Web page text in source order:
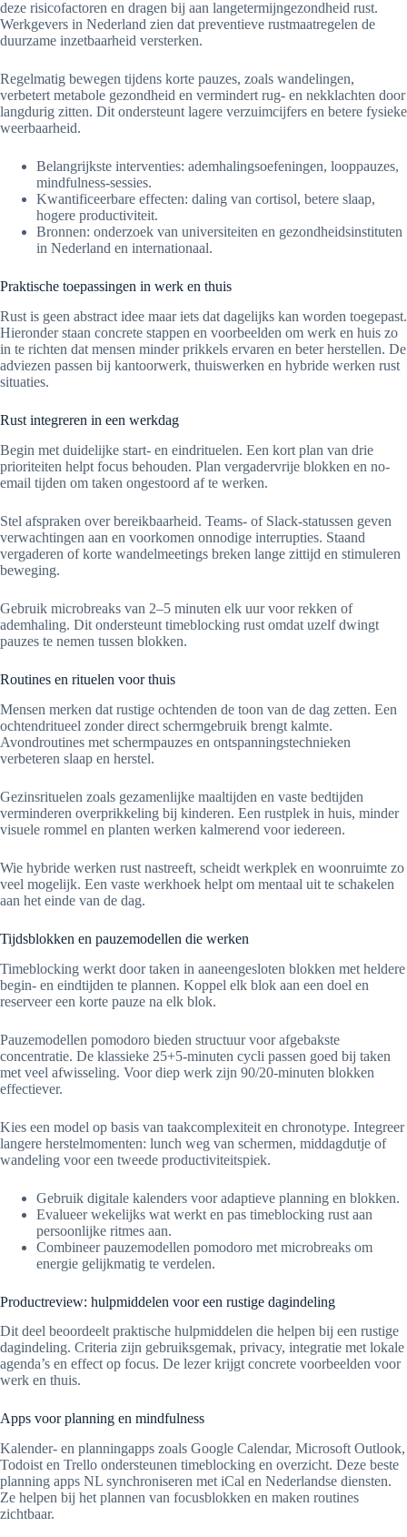
deze risicofactoren en dragen bij aan langetermijngezondheid rust.
Werkgevers in Nederland zien dat preventieve rustmaatregelen de
duurzame inzetbaarheid versterken.
Regelmatig bewegen tijdens korte pauzes, zoals wandelingen,
verbetert metabole gezondheid en vermindert rug- en nekklachten door
langdurig zitten. Dit ondersteunt lagere verzuimcijfers en betere fysieke
weerbaarheid.
Belangrijkste interventies: ademhalingsoefeningen, looppauzes,
mindfulness-sessies.
Kwantificeerbare effecten: daling van cortisol, betere slaap,
hogere productiviteit.
Bronnen: onderzoek van universiteiten en gezondheidsinstituten
in Nederland en internationaal.
Praktische toepassingen in werk en thuis
Rust is geen abstract idee maar iets dat dagelijks kan worden toegepast.
Hieronder staan concrete stappen en voorbeelden om werk en huis zo
in te richten dat mensen minder prikkels ervaren en beter herstellen. De
adviezen passen bij kantoorwerk, thuiswerken en hybride werken rust
situaties.
Rust integreren in een werkdag
Begin met duidelijke start- en eindrituelen. Een kort plan van drie
prioriteiten helpt focus behouden. Plan vergadervrije blokken en no-
email tijden om taken ongestoord af te werken.
Stel afspraken over bereikbaarheid. Teams- of Slack-statussen geven
verwachtingen aan en voorkomen onnodige interrupties. Staand
vergaderen of korte wandelmeetings breken lange zittijd en stimuleren
beweging.
Gebruik microbreaks van 2–5 minuten elk uur voor rekken of
ademhaling. Dit ondersteunt timeblocking rust omdat uzelf dwingt
pauzes te nemen tussen blokken.
Routines en rituelen voor thuis
Mensen merken dat rustige ochtenden de toon van de dag zetten. Een
ochtendritueel zonder direct schermgebruik brengt kalmte.
Avondroutines met schermpauzes en ontspanningstechnieken
verbeteren slaap en herstel.
Gezinsrituelen zoals gezamenlijke maaltijden en vaste bedtijden
verminderen overprikkeling bij kinderen. Een rustplek in huis, minder
visuele rommel en planten werken kalmerend voor iedereen.
Wie hybride werken rust nastreeft, scheidt werkplek en woonruimte zo
veel mogelijk. Een vaste werkhoek helpt om mentaal uit te schakelen
aan het einde van de dag.
Tijdsblokken en pauzemodellen die werken
Timeblocking werkt door taken in aaneengesloten blokken met heldere
begin- en eindtijden te plannen. Koppel elk blok aan een doel en
reserveer een korte pauze na elk blok.
Pauzemodellen pomodoro bieden structuur voor afgebakste
concentratie. De klassieke 25+5-minuten cycli passen goed bij taken
met veel afwisseling. Voor diep werk zijn 90/20-minuten blokken
effectiever.
Kies een model op basis van taakcomplexiteit en chronotype. Integreer
langere herstelmomenten: lunch weg van schermen, middagdutje of
wandeling voor een tweede productiviteitspiek.
Gebruik digitale kalenders voor adaptieve planning en blokken.
Evalueer wekelijks wat werkt en pas timeblocking rust aan
persoonlijke ritmes aan.
Combineer pauzemodellen pomodoro met microbreaks om
energie gelijkmatig te verdelen.
Productreview: hulpmiddelen voor een rustige dagindeling
Dit deel beoordeelt praktische hulpmiddelen die helpen bij een rustige
dagindeling. Criteria zijn gebruiksgemak, privacy, integratie met lokale
agenda’s en effect op focus. De lezer krijgt concrete voorbeelden voor
werk en thuis.
Apps voor planning en mindfulness
Kalender- en planningapps zoals Google Calendar, Microsoft Outlook,
Todoist en Trello ondersteunen timeblocking en overzicht. Deze beste
planning apps NL synchroniseren met iCal en Nederlandse diensten.
Ze helpen bij het plannen van focusblokken en maken routines
zichtbaar.